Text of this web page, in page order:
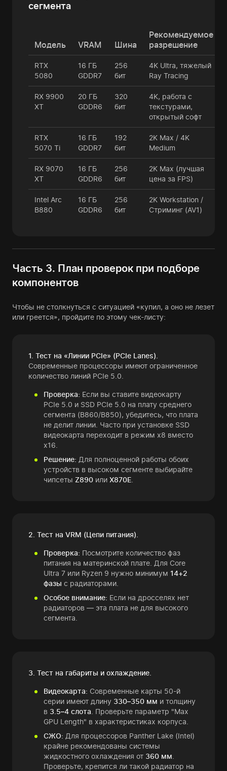
сегмента
Модель VRAM Шина
Рекомендуемое
разрешение
RTX
5080
16 ГБ
GDDR7
256
бит
4K Ultra, тяжелый
Ray Tracing
RX 9900
XT
20 ГБ
GDDR6
320
бит
4K, работа с
текстурами,
открытый софт
RTX
5070 Ti
16 ГБ
GDDR7
192
бит
2K Max / 4K
Medium
RX 9070
XT
16 ГБ
GDDR6
256
бит
2K Max (лучшая
цена за FPS)
Intel Arc
B880
16 ГБ
GDDR6
256
бит
2K Workstation /
Стриминг (AV1)
Часть 3. План проверок при подборе
компонентов
Чтобы не столкнуться с ситуацией «купил, а оно не лезет
или греется», пройдите по этому чек-листу:
1. Тест на «Линии PCIe» (PCIe Lanes).
Современные процессоры имеют ограниченное
количество линий PCIe 5.0.
Проверка: Если вы ставите видеокарту
PCIe 5.0 и SSD PCIe 5.0 на плату среднего
сегмента (B860/B850), убедитесь, что плата
не делит линии. Часто при установке SSD
видеокарта переходит в режим x8 вместо
x16.
Решение: Для полноценной работы обоих
устройств в высоком сегменте выбирайте
чипсеты Z890 или X870E
2. Тест на VRM (Цепи питания).
Проверка: Посмотрите количество фаз
питания на материнской плате. Для Core
Ultra 7 или Ryzen 9 нужно минимум 14+2
фазы с радиаторами.
Особое внимание: Если на дросселях нет
радиаторов — эта плата не для высокого
сегмента.
3. Тест на габариты и охлаждение.
Видеокарта: Современные карты 50-й
серии имеют длину 330–350 мм и толщину
в 3.5–4 слота . Проверьте параметр "Max
GPU Length" в характеристиках корпуса.
СЖО: Для процессоров Panther Lake (Intel)
крайне рекомендованы системы
жидкостного охлаждения от 360 мм
Проверьте, крепится ли такой радиатор на